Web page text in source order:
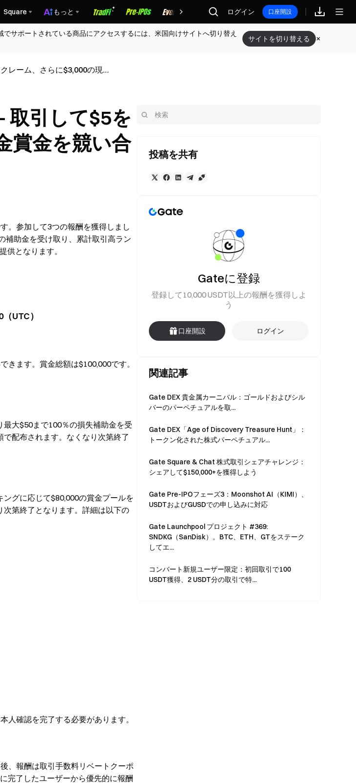
Square もっと 報酬 ログイン 口座開設
サポートされている商品にアクセスするには、米国向けサイトへ切り替え
サイトを切り替える
レーム、さらに$3,000の現金
取引して$5を
賞金を競い合
。参加して3つの報酬を獲得しまし
補助金を受け取り、累計取引高ラン
供となります。
UTC）
きます。賞金総額は$100,000です。
大$50まで100％の損失補助金を受
配布されます。なくなり次第終了
グに応じて$80,000の賞金プールを
第終了となります。詳細は以下の
人確認を完了する必要があります。
、報酬は取引手数料リベートクーポ
完了したユーザーから優先的に報酬
投稿を共有
Gateに登録
登録して10,000 USDT以上の報酬を獲得しよ
う
口座開設 ログイン
関連記事
Gate DEX 貴金属カーニバル：ゴールドおよびシル
バーのパーペチュアルを取...
Gate DEX「Age of Discovery Treasure Hunt」：
トークン化された株式パーペチュアル...
Gate Square & Chat 株式取引シェアチャレンジ：
シェアして$150,000+を獲得しよう
Gate Pre-IPOフェーズ3：Moonshot AI（KIMI）、
USDTおよびGUSDでの申し込みに対応
Gate Launchpool プロジェクト #369:
SNDKG（SanDisk）。BTC、ETH、GTをステーク
してエ...
コンバート新規ユーザー限定：初回取引で100
USDT獲得、2 USDT分の取引で特...